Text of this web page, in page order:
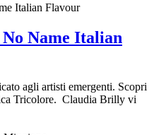
No Name Italian
agli artisti emergenti. Scopri
Tricolore. Claudia Brilly vi